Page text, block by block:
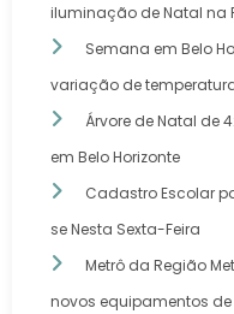
iluminação de Natal na
Semana em Belo
variação de
Árvore de Natal de
em Belo Horizonte
Cadastro Escolar
se Nesta Sexta-Feira
Metrô da Região
novos equipamentos